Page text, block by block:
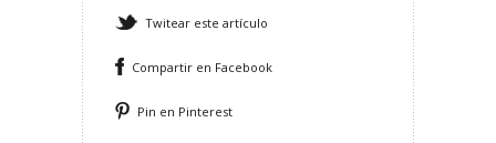
Twitear este artículo
Compartir en Facebook
Pin en Pinterest